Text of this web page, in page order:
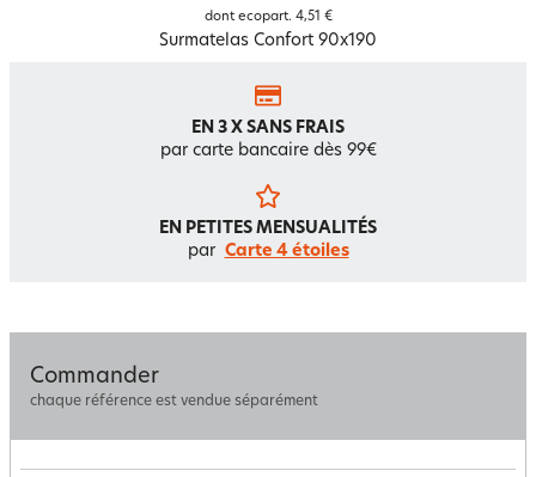
dont ecopart. 4,51 €
Surmatelas Confort 90x190
EN 3 X SANS FRAIS
par carte bancaire dès 99€
EN PETITES MENSUALITÉS
par Carte 4 étoiles
Commander
chaque référence est vendue séparément